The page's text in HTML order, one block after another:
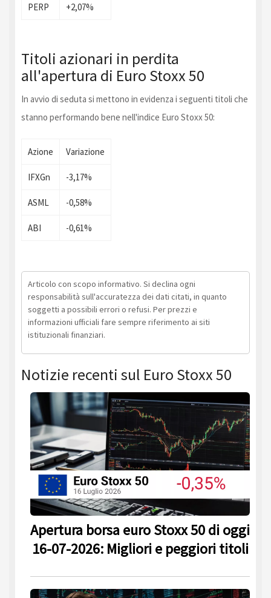
PERP +2,07%
Titoli azionari in perdita
all'apertura di Euro Stoxx 50
In avvio di seduta si mettono in evidenza i seguenti titoli che
stanno performando bene nell'indice Euro Stoxx 50:
Azione Variazione
IFXGn -3,17%
ASML -0,58%
ABI -0,61%
Articolo con scopo informativo. Si declina ogni
responsabilità sull'accuratezza dei dati citati, in quanto
soggetti a possibili errori o refusi. Per prezzi e
informazioni ufficiali fare sempre riferimento ai siti
istituzionali finanziari.
Notizie recenti sul Euro Stoxx 50
Apertura borsa euro Stoxx 50 di oggi
16-07-2026: Migliori e peggiori titoli